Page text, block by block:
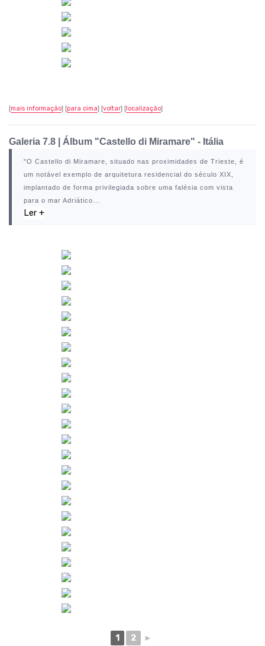
[mais informação] [para cima] [voltar] [localização]
Galeria 7.8 Álbum "Castello di Miramare" - Itália
"O Castello di Miramare , situado nas proximidades de Trieste , é
um notável exemplo de arquitetura residencial do século XIX,
implantado de forma privilegiada sobre uma falésia com vista
para o mar Adriático...
Ler +
1 2 ►